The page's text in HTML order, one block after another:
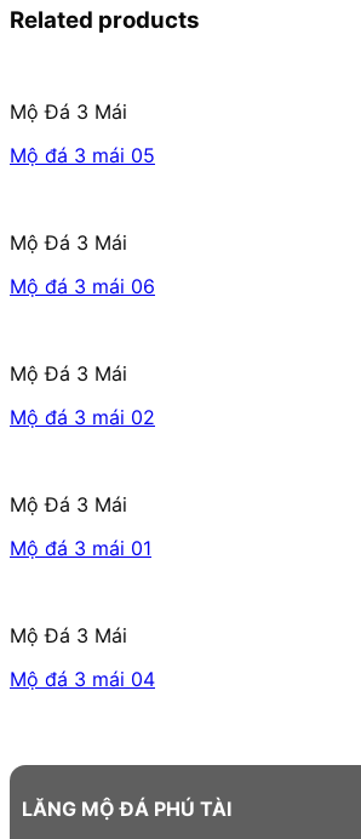
Related products
Mộ Đá 3 Mái
Mộ đá 3 mái 05
Mộ Đá 3 Mái
Mộ đá 3 mái 06
Mộ Đá 3 Mái
Mộ đá 3 mái 02
Mộ Đá 3 Mái
Mộ đá 3 mái 01
Mộ Đá 3 Mái
Mộ đá 3 mái 04
LĂNG MỘ ĐÁ PHÚ TÀI